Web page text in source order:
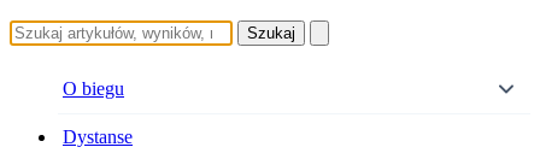
Szukaj
O biegu
Dystanse